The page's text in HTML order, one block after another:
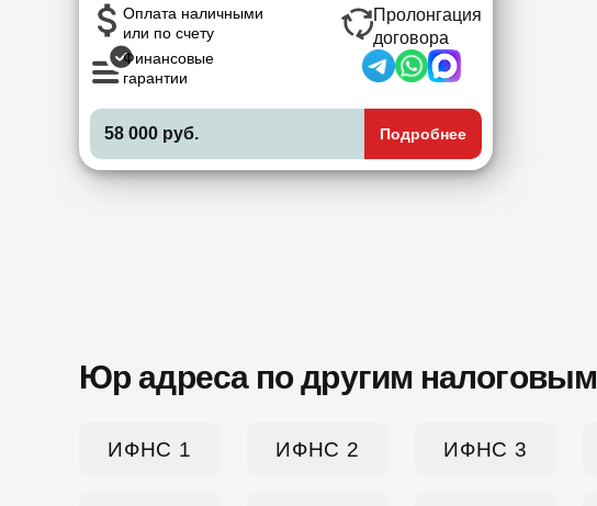
Оплата наличными
или по счету
Финансовые
гарантии
Пролонгация
договора
58 000 руб. Подробнее
Юр адреса по другим налоговым
ИФНС 1 ИФНС 2 ИФНС 3